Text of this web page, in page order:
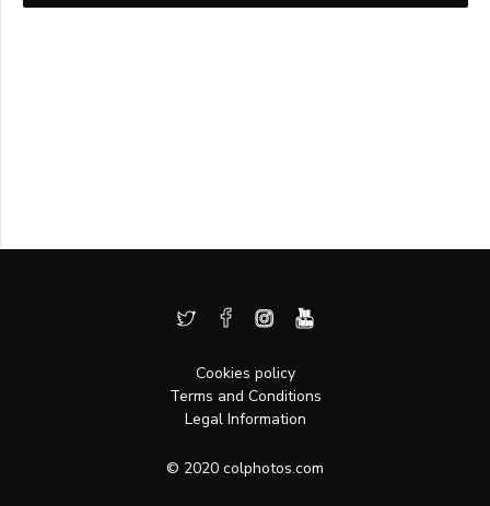
Cookies policy
Terms and Conditions
Legal Information
© 2020 colphotos.com